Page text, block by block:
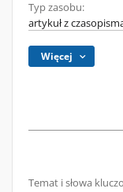
Typ zasobu:
artykuł z
Więcej
Temat i słowa